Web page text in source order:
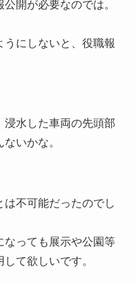
開が必要なのでは。
にしないと、役職報
浸水した車両の先頭部
いかな。
不可能だったのでし
なっても展示や公園等
て欲しいです。